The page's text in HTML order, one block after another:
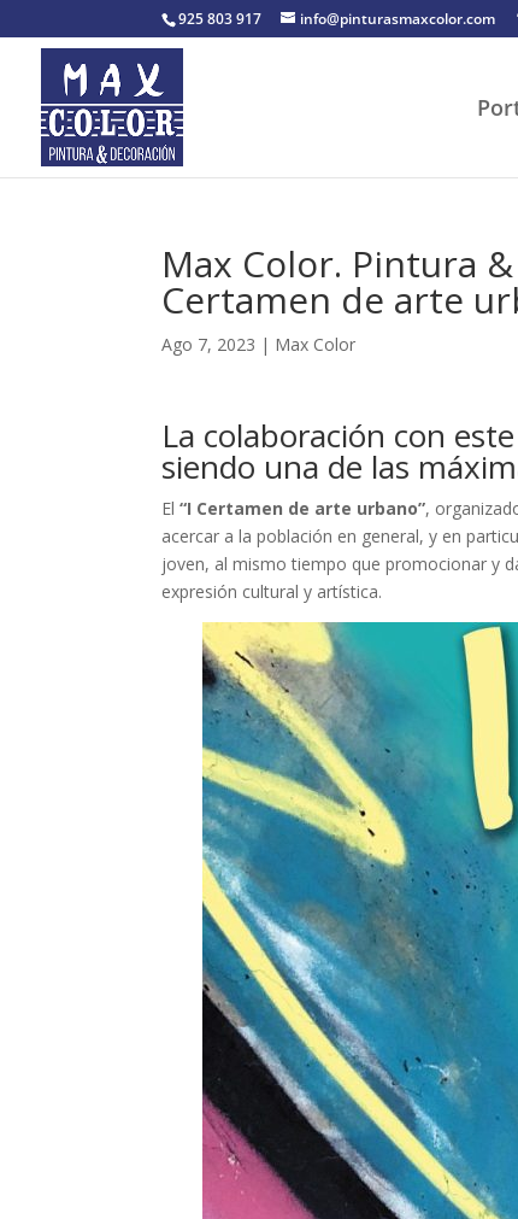
925 803 917 info@pinturasmaxcolor.com
Max Color. Pintura
Certamen de arte
Ago 7, 2023 | Max Color
La colaboración con
siendo una de las
El“I Certamen de arte urbano”,
acercar a la población en general, y en
joven, al mismo tiempo que promocionar y
expresión cultural y artística.